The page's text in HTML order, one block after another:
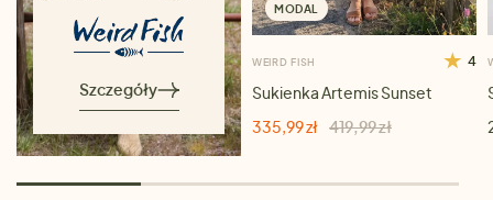
Szczegóły
MODAL
WEIRD FISH 4
Sukienka Artemis Sunset
335,99 zł 419,99 zł